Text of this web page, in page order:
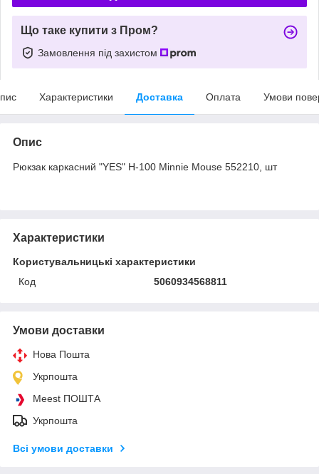
Що таке купити з Пром?
Замовлення під захистом
Характеристики Доставка Оплата Умови
Опис
Рюкзак каркасний "YES" H-100 Minnie Mouse 552210, шт
Характеристики
Користувальницькі характеристики
Код
5060934568811
Умови доставки
Нова Пошта
Укрпошта
Meest ПОШТА
Укрпошта
Всі умови доставки